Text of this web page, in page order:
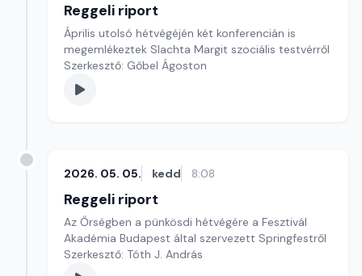
Reggeli riport
Április utolsó hétvégéjén két konferencián is
megemlékeztek Slachta Margit szociális testvérről
Szerkesztő: Gőbel Ágoston
2026. 05. 05. kedd 8:08
Reggeli riport
Az Őrségben a pünkösdi hétvégére a Fesztivál
Akadémia Budapest által szervezett Springfestről
Szerkesztő: Tóth J. András